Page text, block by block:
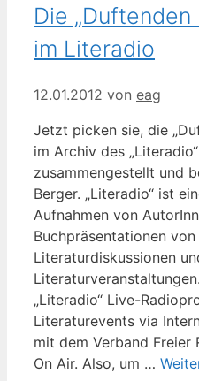
Die
im Literadio
12.01.2012 von eag
Jetzt picken sie, die
im Archiv des
zusammengestellt und
Berger. „Literadio“ ist
Aufnahmen von
Buchpräsentationen von
Literaturdiskussionen
„Literadio“ Live-
Literaturevents via
mit dem Verband Freier
On Air. Also, um …